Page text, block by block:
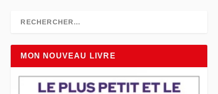
MON NOUVEAU LIVRE